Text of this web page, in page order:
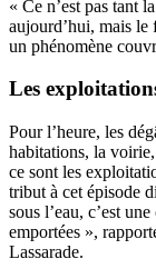
« Ce n’est pas tant
aujourd’hui, mais le
un phénomène
Les
Pour l’heure, les
habitations, la
ce sont les
tribut à cet épisode
sous l’eau, c’est
emportées »,
Lassarade.